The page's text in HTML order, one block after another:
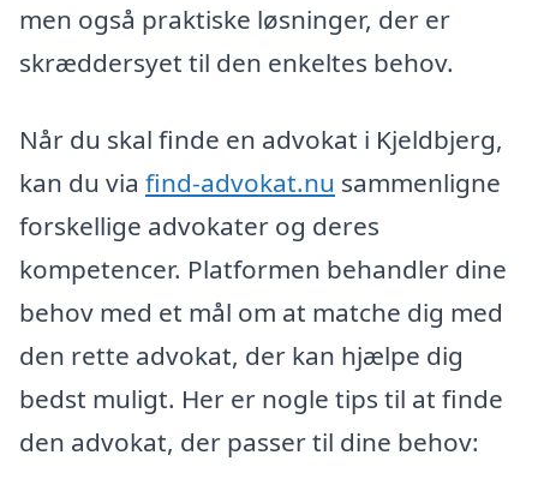
men også praktiske løsninger, der er
skræddersyet til den enkeltes behov.
Når du skal finde en advokat i Kjeldbjerg,
kan du via find-advokat.nu sammenligne
forskellige advokater og deres
kompetencer. Platformen behandler dine
behov med et mål om at matche dig med
den rette advokat, der kan hjælpe dig
bedst muligt. Her er nogle tips til at finde
den advokat, der passer til dine behov: